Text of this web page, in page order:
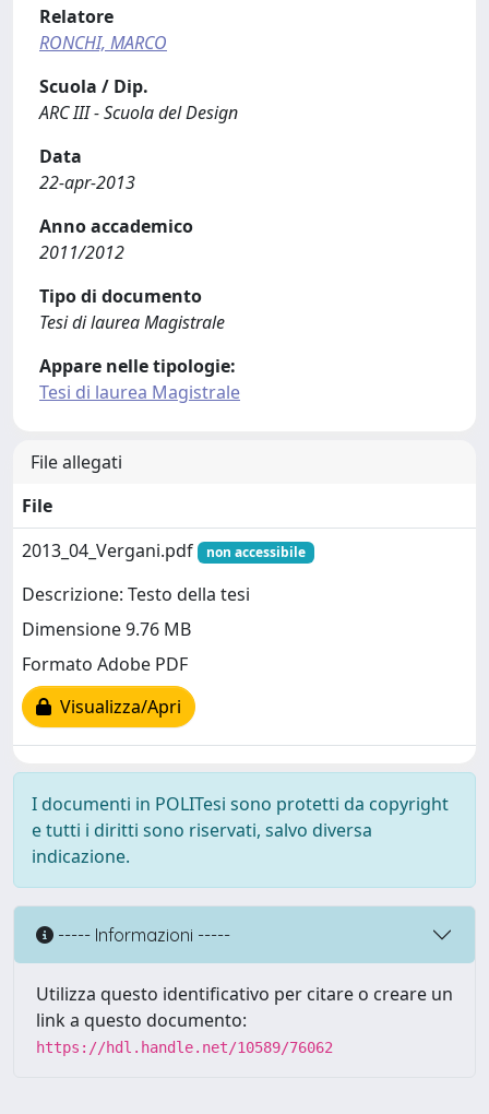
Relatore
RONCHI, MARCO
Scuola / Dip.
ARC III - Scuola del Design
Data
22-apr-2013
Anno accademico
2011/2012
Tipo di documento
Tesi di laurea Magistrale
Appare nelle tipologie:
Tesi di laurea Magistrale
File allegati
File
2013_04_Vergani.pdf
non accessibile
Descrizione: Testo della tesi
Dimensione 9.76 MB
Formato Adobe PDF
Visualizza/Apri
I documenti in POLITesi sono protetti da copyright
e tutti i diritti sono riservati, salvo diversa
indicazione.
----- Informazioni -----
Utilizza questo identificativo per citare o creare un
link a questo documento:
https://hdl.handle.net/10589/76062